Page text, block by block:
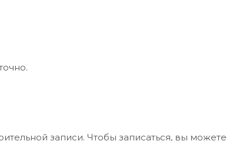
записи. Чтобы записаться, вы можете